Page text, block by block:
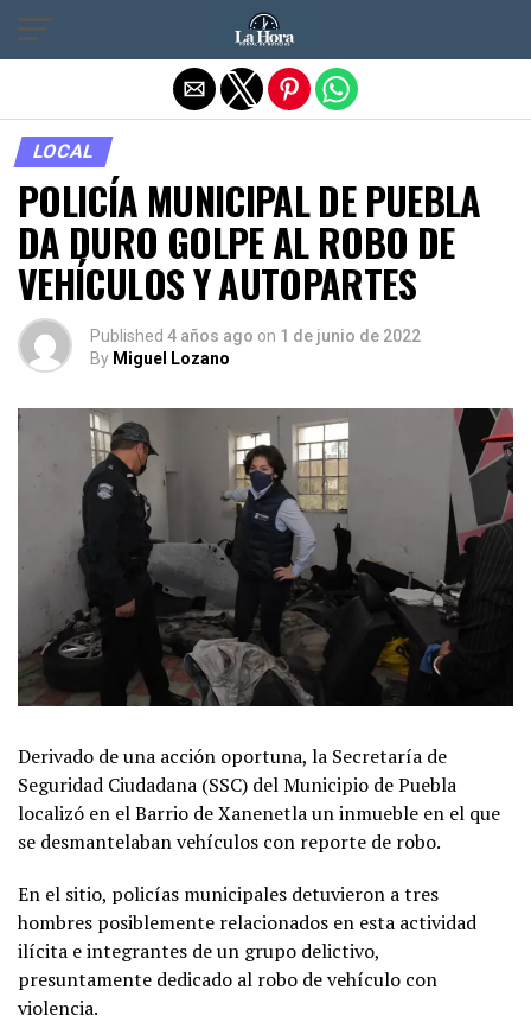
LOCAL
POLICÍA MUNICIPAL DE PUEBLA
DA DURO GOLPE AL ROBO DE
VEHÍCULOS Y AUTOPARTES
Published 4 años ago on 1 de junio de 2022
By Miguel Lozano
Derivado de una acción oportuna, la Secretaría de
Seguridad Ciudadana (SSC) del Municipio de Puebla
localizó en el Barrio de Xanenetla un inmueble en el que
se desmantelaban vehículos con reporte de robo.
En el sitio, policías municipales detuvieron a tres
hombres posiblemente relacionados en esta actividad
ilícita e integrantes de un grupo delictivo,
presuntamente dedicado al robo de vehículo con
violencia.
Salir de la versión móvil